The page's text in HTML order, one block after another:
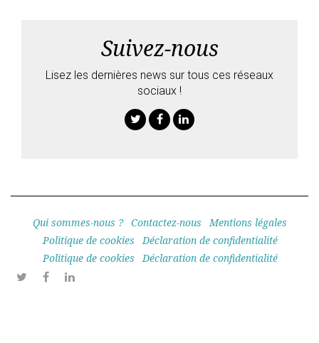
Suivez-nous
Lisez les dernières news sur tous ces réseaux
sociaux !
Qui sommes-nous ? Contactez-nous
Mentions légales
Politique de cookies
Déclaration de confidentialité
Politique de cookies
Déclaration de confidentialité